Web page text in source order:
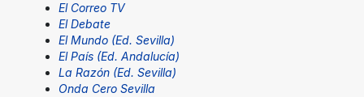
El Correo TV
El Debate
El Mundo (Ed. Sevilla)
El País (Ed. Andalucía)
La Razón (Ed. Sevilla)
Onda Cero Sevilla